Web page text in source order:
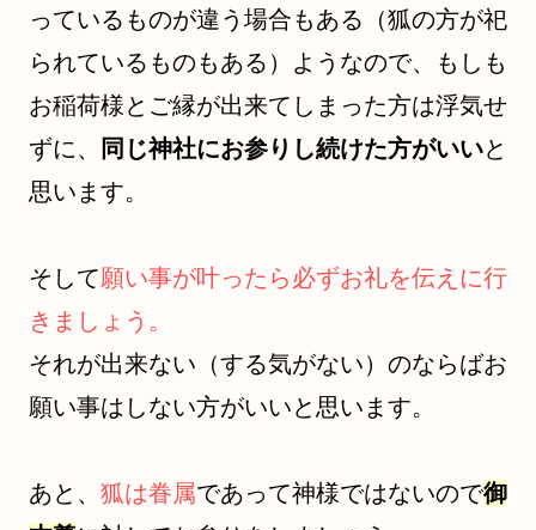
っているものが違う場合もある（狐の方が祀
られているものもある）ようなので、もしも
お稲荷様とご縁が出来てしまった方は浮気せ
ずに、
同じ神社にお参りし続けた方がいいと
思います。
そして願い事が叶ったら必ずお礼を伝えに行
きましょう。
それが出来ない（する気がない）のならばお
願い事はしない方がいいと思います。
あと、 狐は眷属であって神様ではないので御